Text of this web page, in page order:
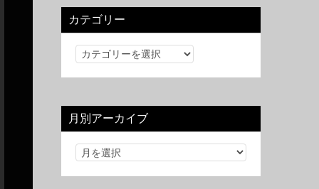
カテゴリー
カ
リ
ー
月別アーカイブ